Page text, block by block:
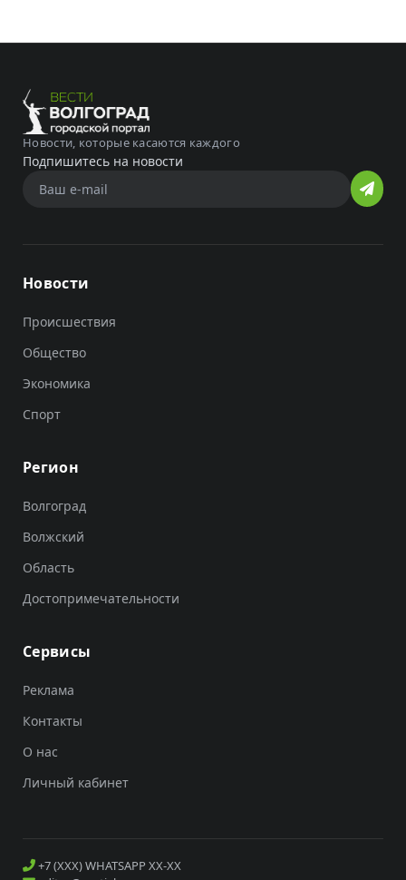
Новости, которые касаются каждого
Подпишитесь на новости
Новости
Происшествия
Общество
Экономика
Спорт
Регион
Волгоград
Волжский
Область
Достопримечательности
Сервисы
Реклама
Контакты
О нас
Личный кабинет
+7 (XXX) WHATSAPP XX-XX